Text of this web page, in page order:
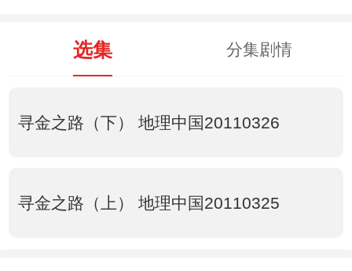
选集 分集剧情
寻金之路（下） 地理中国20110326
寻金之路（上） 地理中国20110325